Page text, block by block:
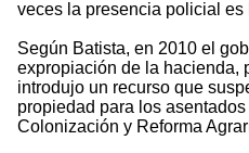
veces la presencia policial
Según Batista, en 2010 el
expropiación de la hacienda,
introdujo un recurso que
propiedad para los
Colonización y Reforma